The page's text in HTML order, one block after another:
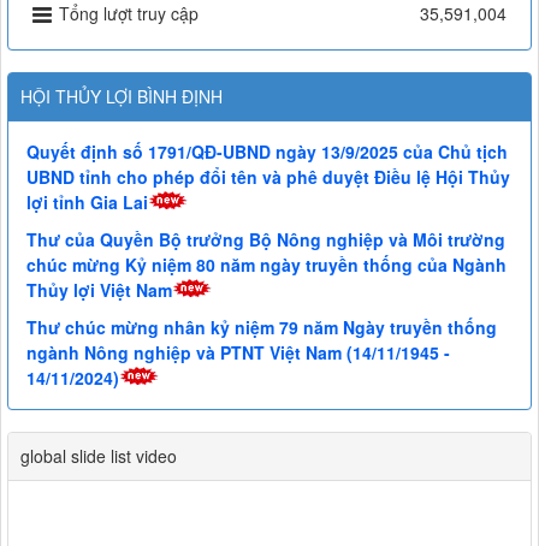
Tổng lượt truy cập 35,591,004
HỘI THỦY LỢI BÌNH ĐỊNH
Quyết định số 1791/QĐ-UBND ngày 13/9/2025 của Chủ tịch
UBND tỉnh cho phép đổi tên và phê duyệt Điều lệ Hội Thủy
lợi tỉnh Gia Lai
Thư của Quyền Bộ trưởng Bộ Nông nghiệp và Môi trường
chúc mừng Kỷ niệm 80 năm ngày truyền thống của Ngành
Thủy lợi Việt Nam
Thư chúc mừng nhân kỷ niệm 79 năm Ngày truyền thống
ngành Nông nghiệp và PTNT Việt Nam (14/11/1945 -
14/11/2024)
global slide list video